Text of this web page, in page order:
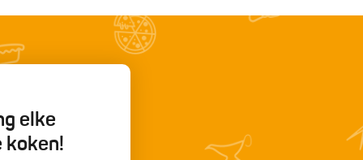
elke
koken!